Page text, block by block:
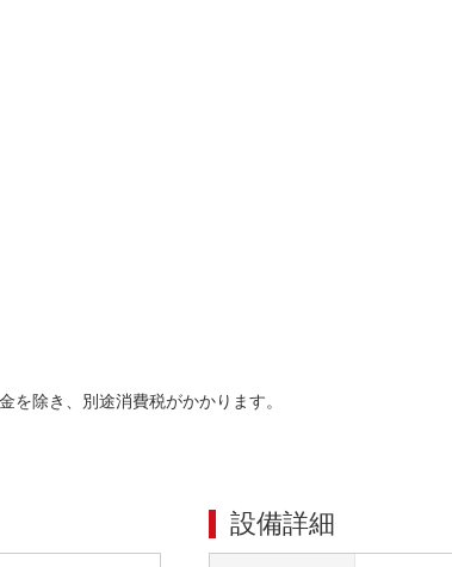
除き、別途消費税がかかります。
設備詳細